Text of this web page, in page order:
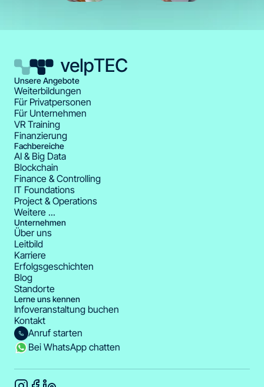
Unsere Angebote
Weiterbildungen
Für Privatpersonen
Für Unternehmen
VR Training
Finanzierung
Fachbereiche
AI & Big Data
Blockchain
Finance & Controlling
IT Foundations
Project & Operations
Weitere ...
Unternehmen
Über uns
Leitbild
Karriere
Erfolgsgeschichten
Blog
Standorte
Lerne uns kennen
Infoveranstaltung buchen
Kontakt
Anruf starten
Bei WhatsApp chatten